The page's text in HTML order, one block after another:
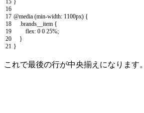
16
17
18
19
20
21
@media (min-width: 1100px) {
brands_ item {
flex: 0 0 25%;
}
}
これで最後の行が中央揃えになります。